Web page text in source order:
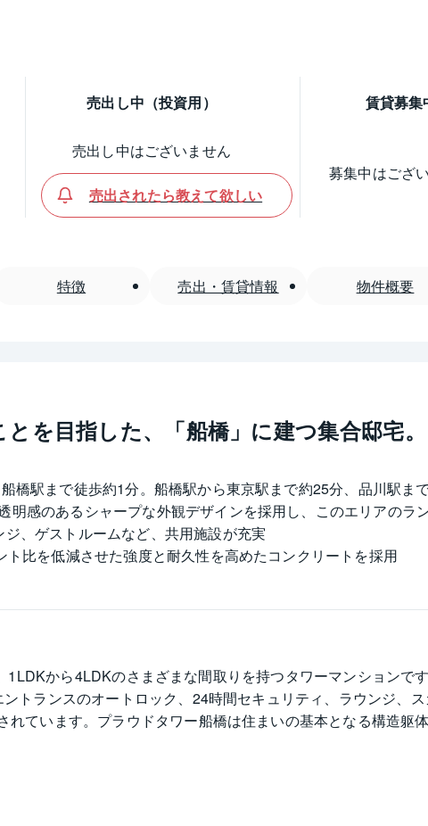
売出し中（投資用）
売出し中はございません
売出されたら教えて欲しい
賃貸募集
募集中はござ
特徴 売出・賃貸情報 物件概要
を目指した、「船橋」に建つ集合邸宅。
橋駅まで徒歩約1分。船橋駅から東京駅まで約25分、品川駅ま
明感のあるシャープな外観デザインを採用し、このエリアのラ
、ゲストルームなど、共用施設が充実
比を低減させた強度と耐久性を高めたコンクリートを採用
から4LDKのさまざまな間取りを持つタワーマンションで
トランスのオートロック、24時間セキュリティ、ラウンジ、
れています。プラウドタワー船橋は住まいの基本となる構造躯